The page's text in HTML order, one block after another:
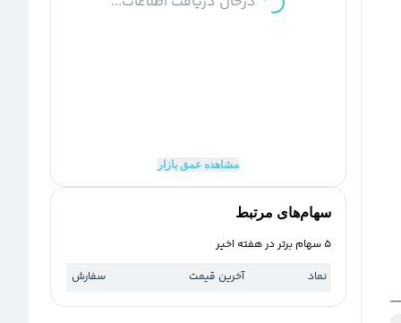
مشاهده عمق بازار
سهام‌های مرتبط
5 سهام برتر در هفته اخیر
نماد
آخرین قیمت سفارش